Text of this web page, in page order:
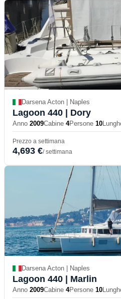
Darsena Acton | Naples
Lagoon 440 | Dory
Anno 2009Cabine 4Persone 10
Prezzo a settimana
4,693 €/ settimana
Darsena Acton | Naples
Lagoon 440 | Marlin
Anno 2009Cabine 4Persone 10